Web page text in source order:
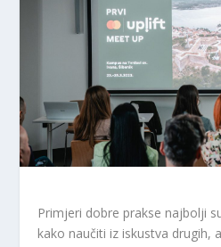
Primjeri dobre prakse najbolji
kako naučiti iz iskustva drugih,